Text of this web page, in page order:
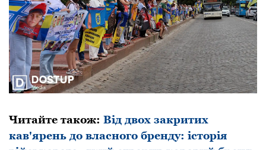
Читайте також: Від двох закритих
кав'ярень до власного бренду: історія